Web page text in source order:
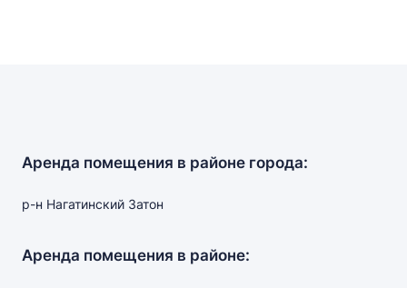
Аренда помещения в районе города:
р-н Нагатинский Затон
Аренда помещения в районе: